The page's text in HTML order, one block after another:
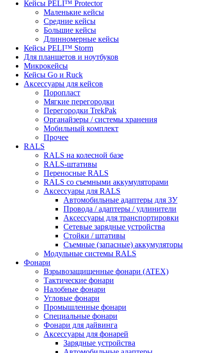
Кейсы PELI™ Protector
Маленькие кейсы
Средние кейсы
Большие кейсы
Длинномерные кейсы
Кейсы PELI™ Storm
Для планшетов и ноутбуков
Микрокейсы
Кейсы Go и Ruck
Аксессуары для кейсов
Поропласт
Мягкие перегородки
Перегородки TrekPak
Органайзеры / системы хранения
Мобильный комплект
Прочее
RALS
RALS на колесной базе
RALS-штативы
Переносные RALS
RALS со съемными аккумуляторами
Аксессуары для RALS
Автомобильные адаптеры для ЗУ
Провода / адаптеры / удлинители
Аксессуары для транспортировки
Сетевые зарядные устройства
Стойки / штативы
Съемные (запасные) аккумуляторы
Модульные системы RALS
Фонари
Взрывозащищенные фонари (ATEX)
Тактические фонари
Налобные фонари
Угловые фонари
Промышленные фонари
Специальные фонари
Фонари для дайвинга
Аксессуары для фонарей
Зарядные устройства